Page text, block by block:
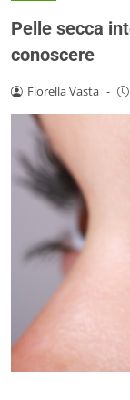
Pelle secca
conoscere
Fiorella Vasta -